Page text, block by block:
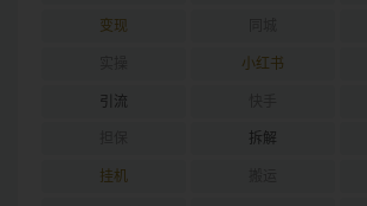
变现
小红书
引流
拆解
挂机